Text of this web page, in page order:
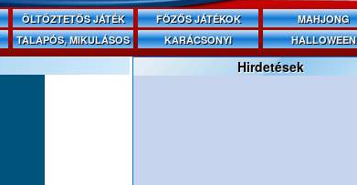
ÖLTÖZTETŐS JÁTÉK FŐZŐS JÁTÉKOK
MAHJONG
TALAPÓS, MIKULÁSOS KARÁCSONYI HALLOWEEN
Hirdetések